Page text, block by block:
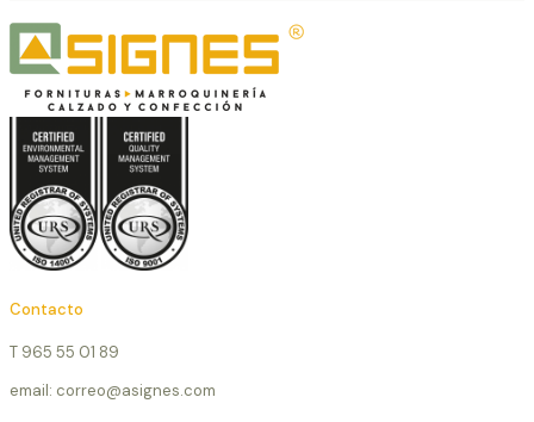
Contacto
T 965 55 01 89
email: correo@asignes.com